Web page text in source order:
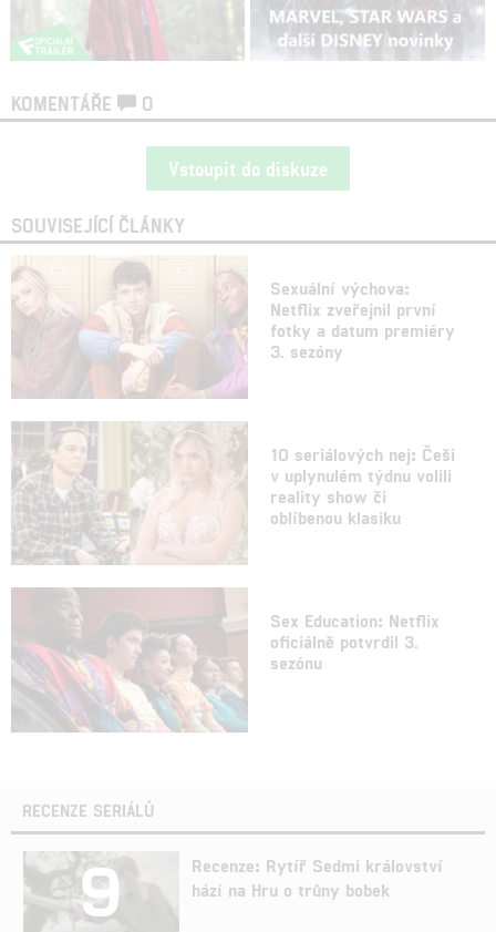
KOMENTÁŘE 0
Vstoupit do diskuze
SOUVISEJÍCÍ ČLÁNKY
Sexuální výchova:
Netflix zveřejnil první
fotky a datum premiéry
3. sezóny
10 seriálových nej: Češi
v uplynulém týdnu volili
reality show či
oblíbenou klasiku
Sex Education: Netflix
oficiálně potvrdil 3.
sezónu
RECENZE SERIÁLŮ
9
Recenze: Rytíř Sedmi království
hází na Hru o trůny bobek